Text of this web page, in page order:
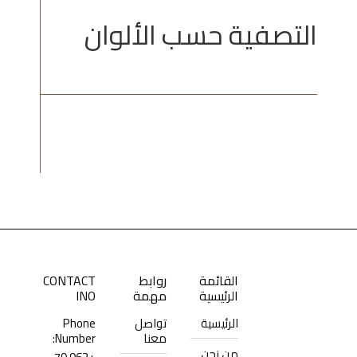
التصفية حسب الألوان
القائمة
الرئيسية
الرئيسية
روابط
مهمة
تواصل
معنا
CONTACT
INO
Phone
Number: